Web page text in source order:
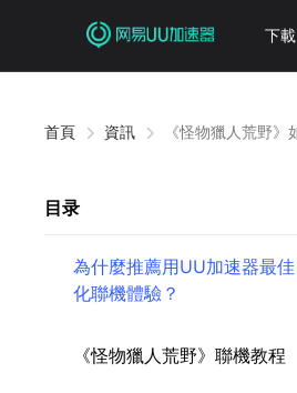
下載
首頁 資訊 《怪物獵人荒野
目录
為什麼推薦用UU加速器最佳
化聯機體驗？
《怪物獵人荒野》聯機教程